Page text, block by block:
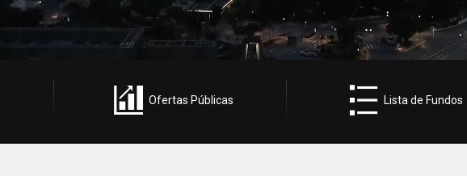
Ofertas Públicas Lista de Fundos